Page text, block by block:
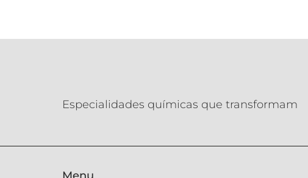
Especialidades químicas que transformam